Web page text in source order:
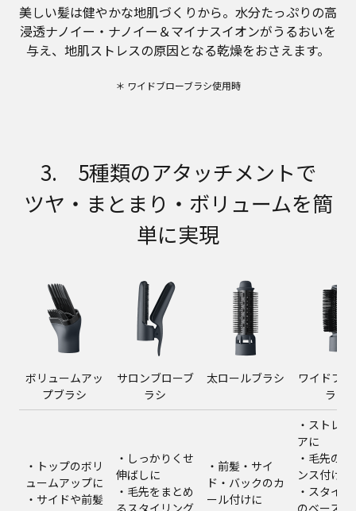
美しい髪は健やかな地肌づくりから。水分たっぷりの高
浸透ナノイー・ナノイー＆マイナスイオンがうるおいを
与え、地肌ストレスの原因となる乾燥をおさえます。
＊ ワイドブローブラシ使用時
3. 5種類のアタッチメントで
ツヤ・まとまり・ボリュームを簡
単に実現
ボリュームアッ
プブラシ
サロンブローブ
ラシ
太ロールブラシ
ワイドブ
ラシ
・トップのボリ
ュームアップに
・サイドや前髪
・しっかりくせ
伸ばしに
・毛先をまとめ
るスタイリング
・前髪・サイ
ド・バックのカ
ール付けに
・ストレ
アに
・毛先の
ンス付けに
・スタイ
のベースや